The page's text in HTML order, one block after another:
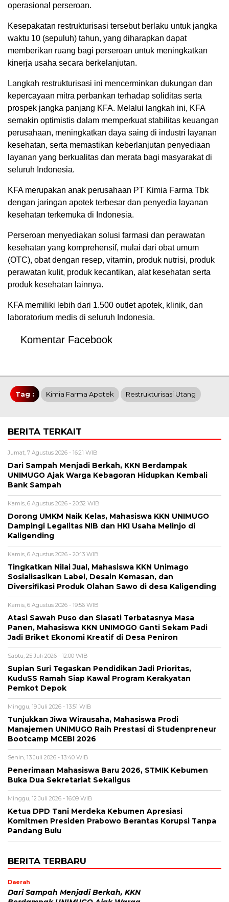
operasional perseroan.
Kesepakatan restrukturisasi tersebut berlaku untuk jangka
waktu 10 (sepuluh) tahun, yang diharapkan dapat
memberikan ruang bagi perseroan untuk meningkatkan
kinerja usaha secara berkelanjutan.
Langkah restrukturisasi ini mencerminkan dukungan dan
kepercayaan mitra perbankan terhadap soliditas serta
prospek jangka panjang KFA. Melalui langkah ini, KFA
semakin optimistis dalam memperkuat stabilitas keuangan
perusahaan, meningkatkan daya saing di industri layanan
kesehatan, serta memastikan keberlanjutan penyediaan
layanan yang berkualitas dan merata bagi masyarakatdi
seluruh Indonesia.
KFA merupakan anak perusahaan PT Kimia Farma Tbk
dengan jaringan apotek terbesar dan penyedia layanan
kesehatan terkemuka di Indonesia.
Perseroan menyediakan solusi farmasi dan perawatan
kesehatan yang komprehensif, mulai dari obat umum
(OTC), obat dengan resep, vitamin, produk nutrisi, produk
perawatan kulit, produk kecantikan, alat kesehatan serta
produk kesehatan lainnya.
KFA memiliki lebih dari 1.500 outlet apotek, klinik, dan
laboratorium medis di seluruh Indonesia.
Komentar Facebook
Tag : Kimia Farma Apotek Restrukturisasi Utang
BERITA TERKAIT
Jumat, 7 Agustus 2026 - 16:21 WIB
Dari Sampah Menjadi Berkah, KKN Berdampak
UNIMUGO Ajak Warga Kebagoran Hidupkan Kembali
Bank Sampah
Kamis, 6 Agustus 2026 - 20:32 WIB
Dorong UMKM Naik Kelas, Mahasiswa KKN UNIMUGO
Dampingi Legalitas NIB dan HKI Usaha Melinjo di
Kaligending
Kamis, 6 Agustus 2026 - 20:13 WIB
Tingkatkan Nilai Jual, Mahasiswa KKN Unimago
Sosialisasikan Label, Desain Kemasan, dan
Diversifikasi Produk Olahan Sawo di desa Kaligending
Kamis, 6 Agustus 2026 - 19:56 WIB
Atasi Sawah Puso dan Siasati Terbatasnya Masa
Panen, Mahasiswa KKN UNIMOGO Ganti Sekam Padi
Jadi Briket Ekonomi Kreatif di Desa Peniron
Sabtu, 25 Juli 2026 - 12:00 WIB
Supian Suri Tegaskan Pendidikan Jadi Prioritas,
KuduSS Ramah Siap Kawal Program Kerakyatan
Pemkot Depok
Minggu, 19 Juli 2026 - 13:51 WIB
Tunjukkan Jiwa Wirausaha, Mahasiswa Prodi
Manajemen UNIMUGO Raih Prestasi di Studenpreneur
Bootcamp MCEBI 2026
Senin, 13 Juli 2026 - 13:40 WIB
Penerimaan Mahasiswa Baru 2026, STMIK Kebumen
Buka Dua Sekretariat Sekaligus
Minggu, 12 Juli 2026 - 16:09 WIB
Ketua DPD Tani Merdeka Kebumen Apresiasi
Komitmen Presiden Prabowo Berantas Korupsi Tanpa
Pandang Bulu
BERITA TERBARU
Daerah
Dari Sampah Menjadi Berkah, KKN